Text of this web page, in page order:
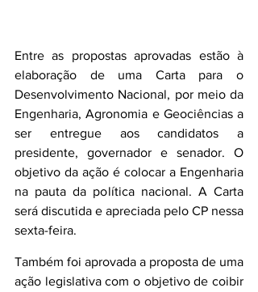
Entre as propostas aprovadas estão à
elaboração de uma Carta para o
Desenvolvimento Nacional, por meio da
Engenharia, Agronomia e Geociências a
ser entregue aos candidatos a
presidente, governador e senador. O
objetivo da ação é colocar a Engenharia
na pauta da política nacional. A Carta
será discutida e apreciada pelo CP nessa
sexta-feira.
Também foi aprovada a proposta de uma
ação legislativa com o objetivo de coibir